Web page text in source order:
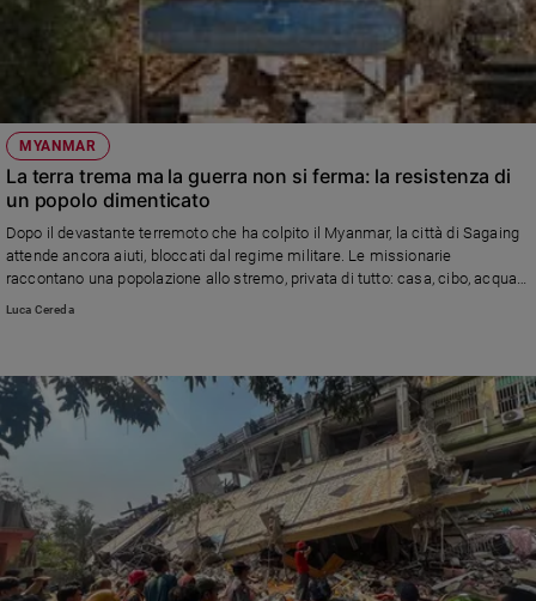
Migranti
Diversità
inclusione
Costume
Cultura
e
spettacoli
Sanremo
2026
Cinema,
streaming
Libri
Musica
Famiglia
ed
educazione
MYANMAR
La terra trema ma la guerra non si ferma: la resistenza di
un popolo dimenticato
Dopo il devastante terremoto che ha colpito il Myanmar, la città di Sagaing
attende ancora aiuti, bloccati dal regime militare. Le missionarie
raccontano una popolazione allo stremo, privata di tutto: casa, cibo, acqua e
speranza. Ma tra le macerie e la guerra, la resistenza della popolazione e le
Luca Cereda